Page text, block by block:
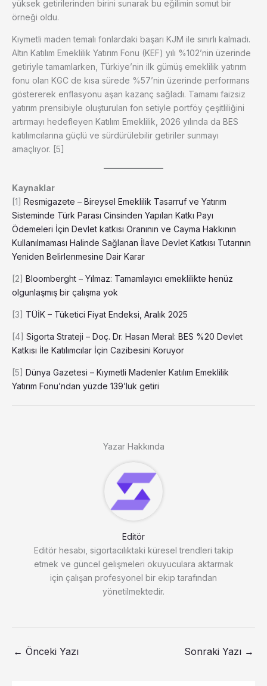
yüksek getirilerinden birini sunarak bu eğilimin somut bir
örneği oldu.
Kıymetli maden temalı fonlardaki başarı KJM ile sınırlı kalmadı.
Altın Katılım Emeklilik Yatırım Fonu (KEF) yılı %102’nin üzerinde
getiriyle tamamlarken, Türkiye’nin ilk gümüş emeklilik yatırım
fonu olan KGC de kısa sürede %57’nin üzerinde performans
göstererek enflasyonu aşan kazanç sağladı. Tamamı faizsiz
yatırım prensibiyle oluşturulan fon setiyle portföy çeşitliliğini
artırmayı hedefleyen Katılım Emeklilik, 2026 yılında da BES
katılımcılarına güçlü ve sürdürülebilir getiriler sunmayı
amaçlıyor. [5]
Kaynaklar
[1] Resmigazete – Bireysel Emeklilik Tasarruf ve Yatırım
Sisteminde Türk Parası Cinsinden Yapılan Katkı Payı
Ödemeleri İçin Devlet katkısı Oranının ve Cayma Hakkının
Kullanılmaması Halinde Sağlanan İlave Devlet Katkısı Tutarının
Yeniden Belirlenmesine Dair Karar
[2] Bloomberght – Yılmaz: Tamamlayıcı emeklilikte henüz
olgunlaşmış bir çalışma yok
[3] TÜİK – Tüketici Fiyat Endeksi, Aralık 2025
[4] Sigorta Strateji – Doç. Dr. Hasan Meral: BES %20 Devlet
Katkısı İle Katılımcılar İçin Cazibesini Koruyor
[5] Dünya Gazetesi – Kıymetli Madenler Katılım Emeklilik
Yatırım Fonu’ndan yüzde 139’luk getiri
Yazar Hakkında
Editör
Editör hesabı, sigortacılıktaki küresel trendleri takip
etmek ve güncel gelişmeleri okuyuculara aktarmak
için çalışan profesyonel bir ekip tarafından
yönetilmektedir.
← Önceki Yazı Sonraki Yazı →